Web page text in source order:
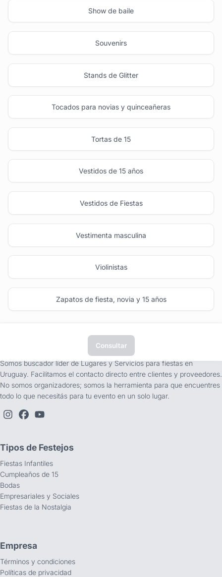
Show de baile
Souvenirs
Stands de Glitter
Tocados para novias y quinceañeras
Tortas de 15
Vestidos de 15 años
Vestidos de Fiestas
Vestimenta masculina
Violinistas
Zapatos de fiesta, novia y 15 años
Consultar
Somos buscador líder de Lugares y Servicios para fiestas en
Uruguay. Facilitamos el contacto directo entre clientes y proveedores.
No somos organizadores; somos la herramienta para que encuentres
todo lo que necesitás para tu evento en un solo lugar.
Tipos de Festejos
Fiestas Infantiles
Cumpleaños de 15
Bodas
Empresariales y Sociales
Fiestas de la Nostalgia
Empresa
Términos y condiciones
Políticas de privacidad